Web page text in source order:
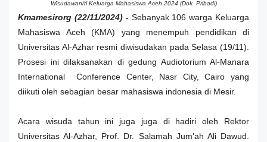
Wisudawan/ti Keluarga Mahasiswa Aceh 2024 (Dok. Pribadi)
Kmamesirorg (22/11/2024) -Sebanyak 106 warga Keluarga
Mahasiswa Aceh (KMA) yang menempuh pendidikan di
Universitas Al-Azhar resmi diwisudakan pada Selasa (19/11).
Prosesi ini dilaksanakan di gedung Audiotorium Al-Manara
International Conference Center, Nasr City, Cairo yang
diikuti oleh sebagian besar mahasiswa indonesia di Mesir.
Acara wisuda tahun ini juga juga di hadiri oleh Rektor
Universitas Al-Azhar, Prof. Dr. Salamah Jum’ah Ali Dawud.